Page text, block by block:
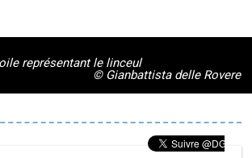
représentant le linceul
© Gianbattista delle Rovere